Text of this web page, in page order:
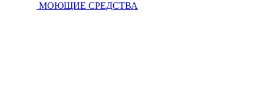
МОЮЩИЕ СРЕДСТВА